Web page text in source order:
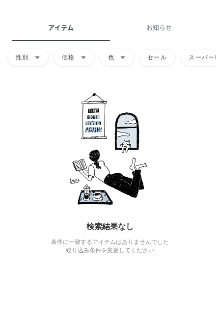
アイテム お知らせ
性別 arrow_drop_down 価格 arrow_drop_down 色 arrow_drop_down セール スーパー
検索結果なし
条件に一致するアイテムはありませんでした
絞り込み条件を変更してください